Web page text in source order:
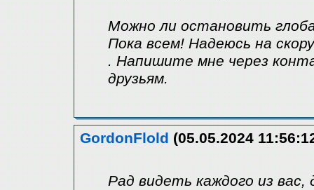
Можно ли остановить
Пока всем! Надеюсь на
. Напишите мне через
друзьям.
GordonFlold (05.05.2024
Рад видеть каждого из вас,